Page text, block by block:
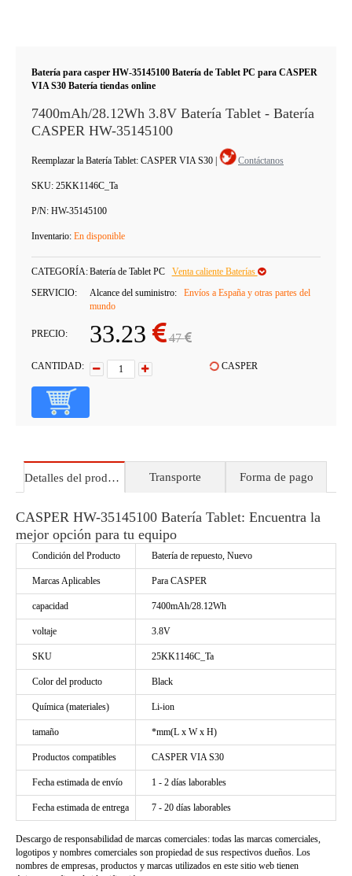
Batería para casper HW-35145100 Batería de Tablet PC para CASPER
VIA S30 Batería tiendas online
7400mAh/28.12Wh 3.8V Batería Tablet - Batería
CASPER HW-35145100
Reemplazar la Batería Tablet: CASPER VIA S30 Contáctanos
SKU: 25KK1146C_Ta
P/N: HW-35145100
Inventario: En disponible
CATEGORÍA:Batería de Tablet PC
Venta caliente Baterías
SERVICIO:
Alcance del suministro:
Envíos a España y otras partes del
mundo
PRECIO: 33.23 47
CANTIDAD: CASPER
Detalles del producto Transporte Forma de pago
CASPER HW-35145100 Batería Tablet: Encuentra la
mejor opción para tu equipo
Condición del Producto Batería de repuesto, Nuevo
Marcas Aplicables Para CASPER
capacidad 7400mAh/28.12Wh
voltaje 3.8V
SKU 25KK1146C_Ta
Color del producto Black
Química (materiales) Li-ion
tamaño *mm(L x W x H)
Productos compatibles CASPER VIA S30
Fecha estimada de envío 1 - 2 días laborables
Fecha estimada de entrega 7 - 20 días laborables
Descargo de responsabilidad de marcas comerciales: todas las marcas comerciales,
logotipos y nombres comerciales son propiedad de sus respectivos dueños. Los
nombres de empresas, productos y marcas utilizados en este sitio web tienen